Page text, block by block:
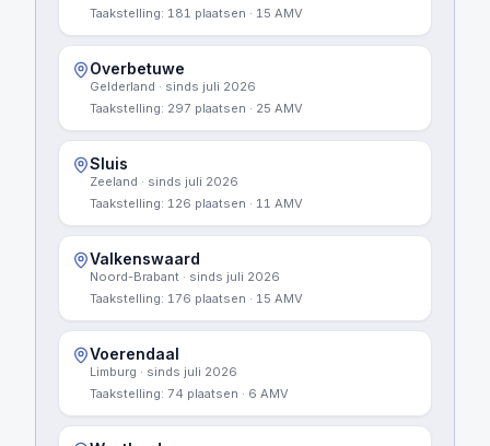
Taakstelling: 181 plaatsen · 15 AMV
Overbetuwe
Gelderland · sinds juli 2026
Taakstelling: 297 plaatsen · 25 AMV
Sluis
Zeeland · sinds juli 2026
Taakstelling: 126 plaatsen · 11 AMV
Valkenswaard
Noord-Brabant · sinds juli 2026
Taakstelling: 176 plaatsen · 15 AMV
Voerendaal
Limburg · sinds juli 2026
Taakstelling: 74 plaatsen · 6 AMV